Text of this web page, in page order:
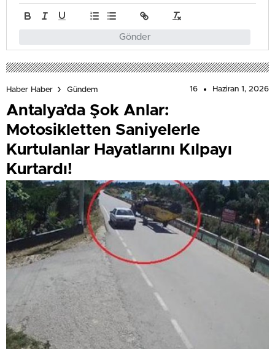
Gönder
Haber Haber Gündem 16 Haziran 1, 2026
Antalya’da Şok Anlar:
Motosikletten Saniyelerle
Kurtulanlar Hayatlarını Kılpayı
Kurtardı!